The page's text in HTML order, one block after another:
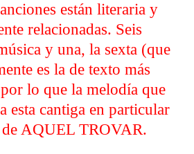
están literaria y
relacionadas. Seis
y una, la sexta (que
es la de texto más
lo que la melodía que
esta cantiga en particular
de AQUEL TROVAR.